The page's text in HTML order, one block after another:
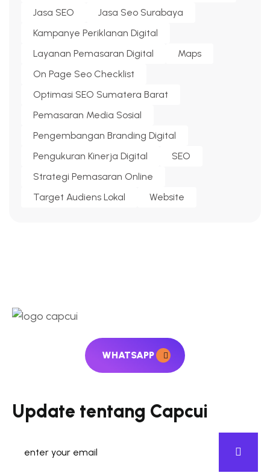
Jasa SEO
Jasa Seo Surabaya
Kampanye Periklanan Digital
Layanan Pemasaran Digital
Maps
On Page Seo Checklist
Optimasi SEO Sumatera Barat
Pemasaran Media Sosial
Pengembangan Branding Digital
Pengukuran Kinerja Digital
SEO
Strategi Pemasaran Online
Target Audiens Lokal
Website
WHATSAPP
Update tentang Capcui